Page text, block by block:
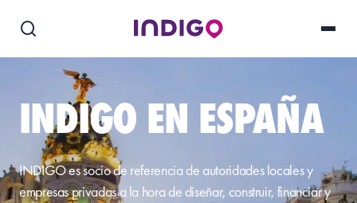
INDIGO EN ESPAÑA
INDIGO es socio de referencia de autoridades locales y
empresas privadas a la hora de diseñar, construir, financiar y